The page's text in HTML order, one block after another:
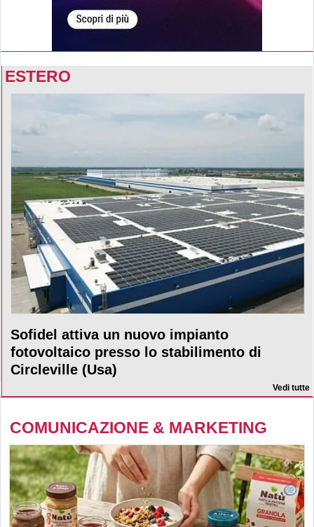
ESTERO
Sofidel attiva un nuovo impianto
fotovoltaico presso lo stabilimento di
Circleville (Usa)
Vedi tutte
COMUNICAZIONE & MARKETING